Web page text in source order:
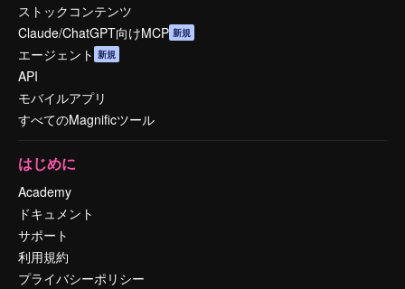
ストックコンテンツ
Claude/ChatGPT向けMCP 新規
エージェント 新規
API
モバイルアプリ
すべてのMagnificツール
はじめに
Academy
ドキュメント
サポート
利用規約
プライバシーポリシー